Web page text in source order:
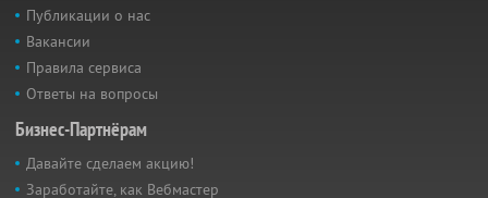
Публикации о нас
Вакансии
Правила сервиса
Ответы на вопросы
Бизнес-Партнёрам
Давайте сделаем акцию!
Заработайте, как Вебмастер